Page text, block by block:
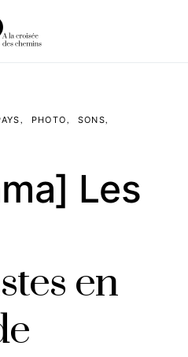
PHOTO
SONS
Les
en